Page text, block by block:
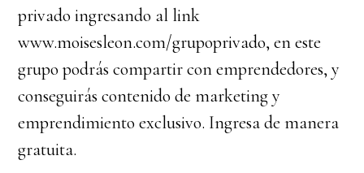
privado ingresando al link
www.moisesleon.com/grupoprivado, en este
grupo podrás compartir con emprendedores, y
conseguirás contenido de marketing y
emprendimiento exclusivo. Ingresa de manera
gratuita.